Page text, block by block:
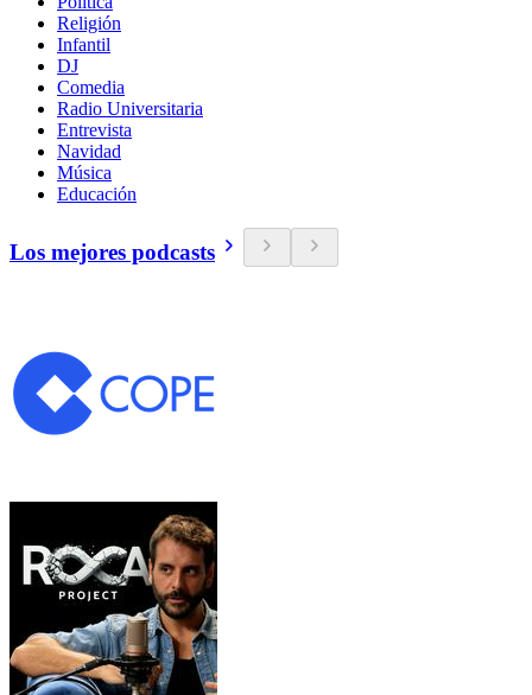
Religión
Infantil
DJ
Comedia
Radio Universitaria
Entrevista
Navidad
Música
Educación
Los mejores podcasts